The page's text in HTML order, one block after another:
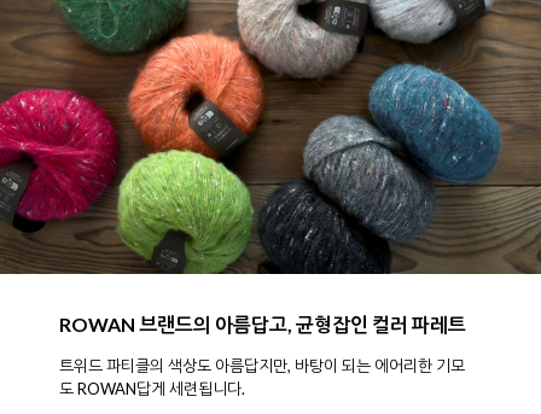
ROWAN 브랜드의 아름답고, 균형잡인 컬러 파레트
트위드 파티클의 색상도 아름답지만, 바탕이 되는 에어리한 기모
도ROWAN답게 세련됩니다.